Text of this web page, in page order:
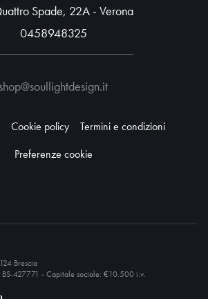
Spade, 22A - Verona
0458948325
shop@soullightdesign.it
Cookie policy
Termini e condizioni
Preferenze cookie
Brescia
BS-427771 - Capitale sociale: €10.500 i.v.